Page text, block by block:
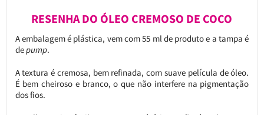
RESENHA DO ÓLEO CREMOSO DE COCO
A embalagem é plástica, vem com 55 ml de produto e a tampa é
depump.
A textura é cremosa, bem refinada, com suave película de óleo.
É bem cheiroso e branco, o que não interfere na pigmentação
dos fios.